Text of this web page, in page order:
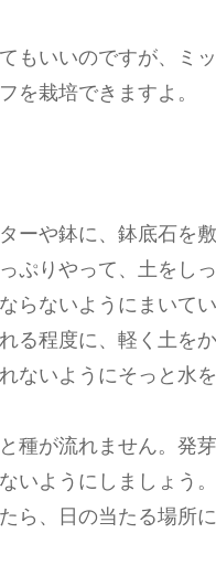
もいいのですが、ミ
を栽培できますよ。
ーや鉢に、鉢底石を
ぷりやって、土をし
らないようにまいて
る程度に、軽く土を
ないようにそっと水
流れません。発芽
ようにしましょ
ら、日の当たる場所